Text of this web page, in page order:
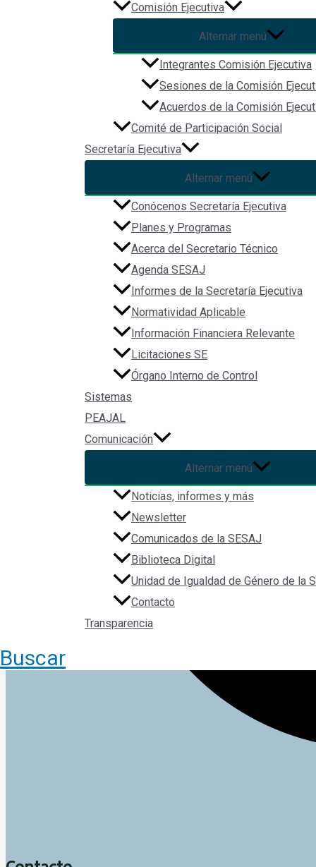
Comisión Ejecutiva
Alternar menú
Integrantes Comisión Ejecutiva
Sesiones de la Comisión
Acuerdos de la Comisión
Comité de Participación Social
Secretaría Ejecutiva
Alternar menú
Conócenos Secretaría Ejecutiva
Planes y Programas
Acerca del Secretario Técnico
Agenda SESAJ
Informes de la Secretaría Ejecutiva
Normatividad Aplicable
Información Financiera Relevante
Licitaciones SE
Órgano Interno de Control
Sistemas
PEAJAL
Comunicación
Alternar menú
Noticias, informes y más
Newsletter
Comunicados de la SESAJ
Biblioteca Digital
Unidad de Igualdad de Género de la
Contacto
Transparencia
Buscar
Redes Sociales